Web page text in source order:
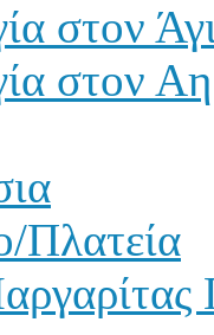
στον
στον
Πλατεία